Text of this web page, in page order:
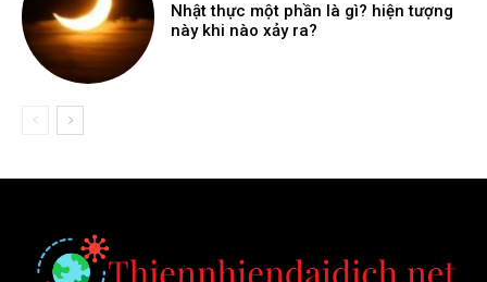
Nhật thực một phần là gì? hiện tượng
này khi nào xảy ra?